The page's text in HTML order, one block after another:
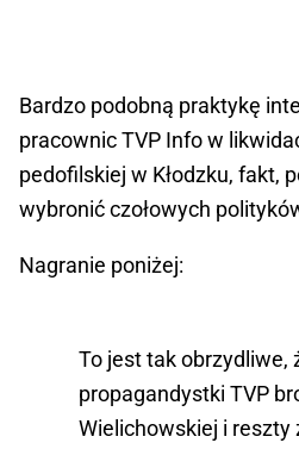
Bardzo podobną praktykę
pracownic TVP Info w
pedofilskiej w Kłodzku, fakt,
wybronić czołowych
Nagranie poniżej:
To jest tak obrzydliwe,
propagandystki TVP
Wielichowskiej i reszty